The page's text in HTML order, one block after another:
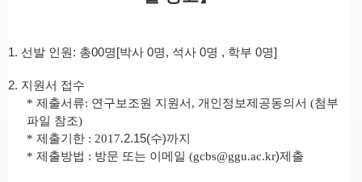
1. 선발 인원: 총00명 [박사 0명, 석사 0명 , 학부 0명]
2. 지원서 접수
*제출서류: 연구보조원 지원서 , 개인정보제공동의서(첨부
파일 참조)
*제출기한 : 2017.2.15(수)까지
*제출방법 : 방문 또는 이메일(gcbs@ggu.ac.kr)제출